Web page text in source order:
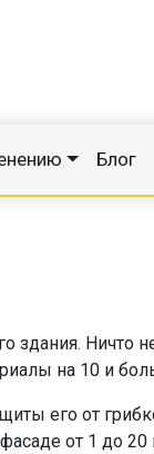
Блог
здания.
на 10 и
его от
от 1 до